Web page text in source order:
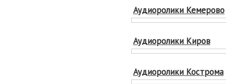
Аудиоролики Кемерово
Аудиоролики Киров
Аудиоролики Кострома